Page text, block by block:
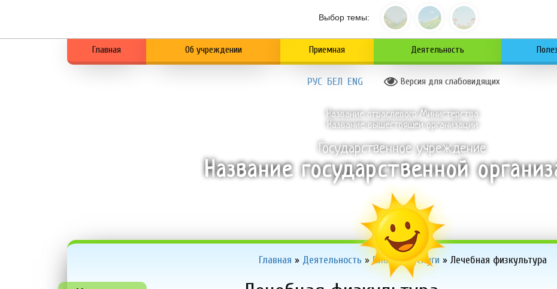
Выбор темы:
Главная Об учреждении Приемная Деятельность
РУС БЕЛ ENG Версия для слабовидящих
Название отраслевого Министерства
Название вышестоящей организации
Государственное учреждение
Название государственной
Главная » Деятельность »Платные услуги » Лечебная физкультура